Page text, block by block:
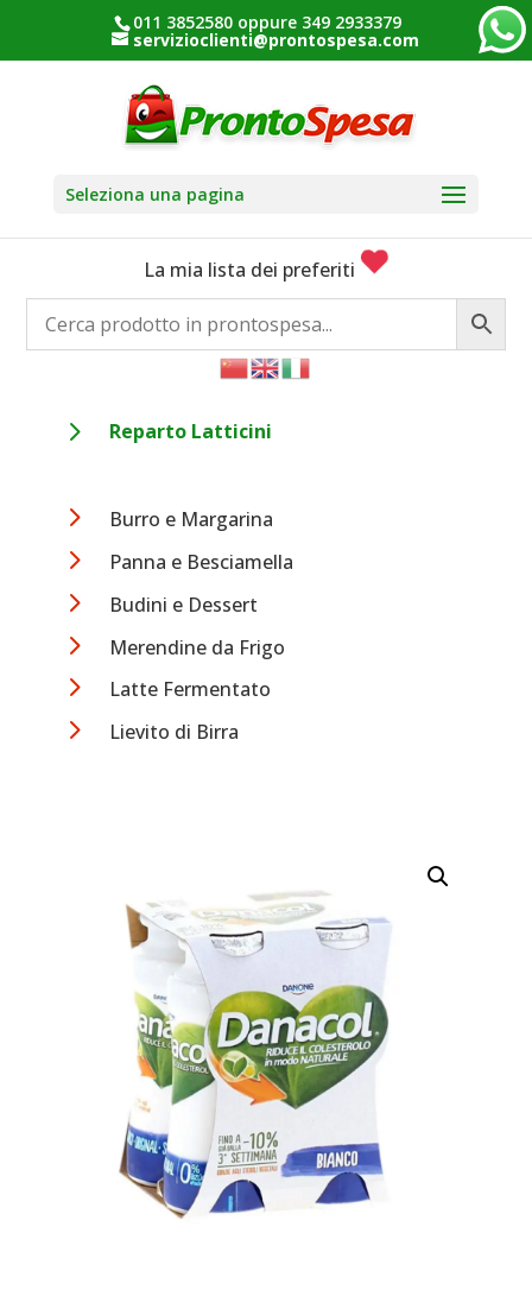
011 3852580 oppure 349 2933379
servizioclienti@prontospesa.com
Seleziona una pagina
La mia lista dei preferiti
5 Reparto Latticini
5 Burro e Margarina
5 Panna e Besciamella
5 Budini e Dessert
5 Merendine da Frigo
5 Latte Fermentato
5 Lievito di Birra